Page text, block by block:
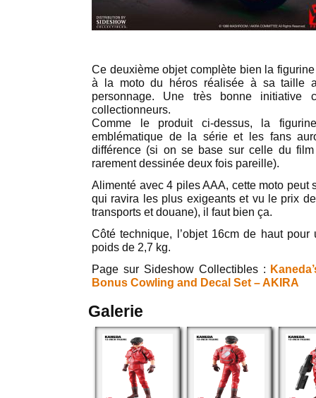
Ce deuxième objet complète bien la
à la moto du héros réalisée à sa taille
personnage. Une très bonne initiative
collectionneurs.
Comme le produit ci-dessus, la
emblématique de la série et les fans
différence (si on se base sur celle du
rarement dessinée deux fois pareille).
Alimenté avec 4 piles AAA, cette moto peut
qui ravira les plus exigeants et vu le prix
transports et douane), il faut bien ça.
Côté technique, l’objet 16cm de haut
poids de 2,7 kg.
Page sur Sideshow Collectibles :
Bonus Cowling and Decal Set – AKIRA
Galerie